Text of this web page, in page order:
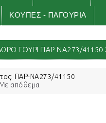
ΚΟΥΠΕΣ - ΠΑΓΟΥΡΙΑ
ΞΥΛΙΝΟ ΗΜΕΡΟΛΟΓΙΟ για
ΓΟΎΡΙ ΠΑΡ-ΝΑ273/41150
ΠΑΡ-ΝΑ273/41150
Με απόθεμα